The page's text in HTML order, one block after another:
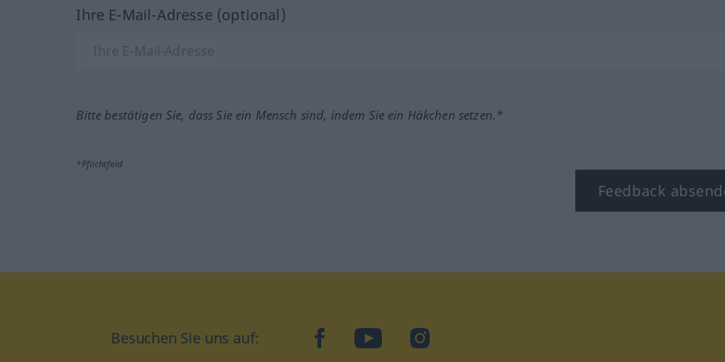
Ihre E-Mail-Adresse (optional)
Bitte bestätigen Sie, dass Sie ein Mensch sind, indem Sie ein Häkchen setzen.*
*Pflichtfeld
Feedback
Besuchen Sie uns auf: facebookYouTubeInstagram